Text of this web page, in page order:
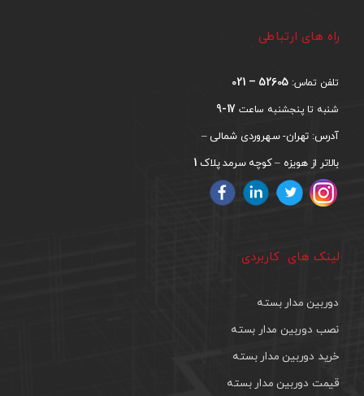
راه های ارتباطی
تلفن تماس: 52605 – 021
شنبه تا پنجشنبه ساعت 17-9
آدرس: تهران- سهروردی شمالی –
بالاتر از هویزه – کوچه سرمد پلاک 1
لینک های کاربردی
دوربین مدار بسته
نصب دوربین مدار بسته
خرید دوربین مدار بسته
قیمت دوربین مدار بسته